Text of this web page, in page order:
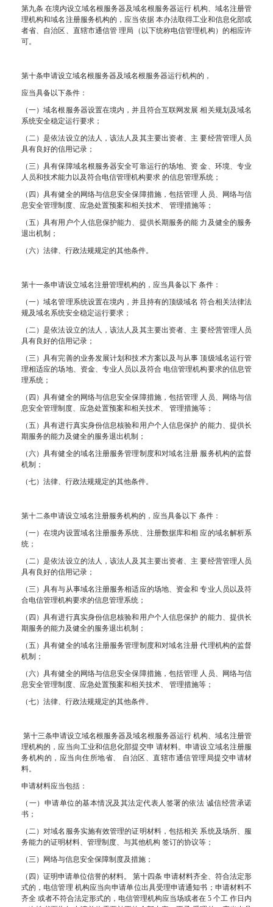
第九条 在境内设立域名根服务器及域名根服务器运行 机构、域名注册管
理机构和域名注册服务机构的，应当依据 本办法取得工业和信息化部或
者省、自治区、直辖市通信管 理局（以下统称电信管理机构）的相应许
可。
第十条申请设立域名根服务器及域名根服务器运行机构的，
应当具备以下条件：
（一）域名根服务器设置在境内，并且符合互联网发展 相关规划及域名
系统安全稳定运行要求；
（二）是依法设立的法人，该法人及其主要出资者、主 要经营管理人员
具有良好的信用记录；
（三）具有保障域名根服务器安全可靠运行的场地、资 金、环境、专业
人员和技术能力以及符合电信管理机构要求 的信息管理系统；
（四）具有健全的网络与信息安全保障措施，包括管理 人员、网络与信
息安全管理制度、应急处置预案和相关技术、 管理措施等；
（五）具有用户个人信息保护能力、提供长期服务的能 力及健全的服务
退出机制；
（六）法律、行政法规规定的其他条件。
第十一条申请设立域名注册管理机构的，应当具备以下 条件：
（一）域名管理系统设置在境内，并且持有的顶级域名 符合相关法律法
规及域名系统安全稳定运行要求；
（二）是依法设立的法人，该法人及其主要出资者、主 要经营管理人员
具有良好的信用记录；
（三）具有完善的业务发展计划和技术方案以及与从事 顶级域名运行管
理相适应的场地、资金、专业人员以及符合 电信管理机构要求的信息管
理系统；
（四）具有健全的网络与信息安全保障措施，包括管理 人员、网络与信
息安全管理制度、应急处置预案和相关技术、 管理措施等；
（五）具有进行真实身份信息核验和用户个人信息保护 的能力、提供长
期服务的能力及健全的服务退出机制；
（六）具有健全的域名注册服务管理制度和对域名注册 服务机构的监督
机制；
（七）法律、行政法规规定的其他条件。
第十二条申请设立域名注册服务机构的，应当具备以下 条件：
（一）在境内设置域名注册服务系统、注册数据库和相 应的域名解析系
统；
（二）是依法设立的法人，该法人及其主要出资者、主 要经营管理人员
具有良好的信用记录；
（三）具有与从事域名注册服务相适应的场地、资金和 专业人员以及符
合电信管理机构要求的信息管理系统；
（四）具有进行真实身份信息核验和用户个人信息保护 的能力、提供长
期服务的能力及健全的服务退出机制；
（五）具有健全的域名注册服务管理制度和对域名注册 代理机构的监督
机制；
（六）具有健全的网络与信息安全保障措施，包括管理 人员、网络与信
息安全管理制度、应急处置预案和相关技术、 管理措施等；
（七）法律、行政法规规定的其他条件。
第十三条申请设立域名根服务器及域名根服务器运行 机构、域名注册管
理机构的，应当向工业和信息化部提交申 请材料。申请设立域名注册服
务机构的，应当向住所地省、 自治区、直辖市通信管理局提交申请材
料。
申请材料应当包括：
（一）申请单位的基本情况及其法定代表人签署的依法 诚信经营承诺
书；
（二）对域名服务实施有效管理的证明材料，包括相关 系统及场所、服
务能力的证明材料、管理制度、与其他机构 签订的协议等；
（三）网络与信息安全保障制度及措施；
（四）证明申请单位信誉的材料。 第十四条 申请材料齐全、符合法定形
式的，电信管理 机构应当向申请单位出具受理申请通知书；申请材料不
齐全 或者不符合法定形式的，电信管理机构应当场或者在 5 个工 作日内